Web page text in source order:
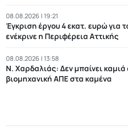
08.08.2026 | 19:21
Έγκριση έργου 4 εκατ. ευρώ για
ενέκρινε η Περιφέρεια Αττικής
08.08.2026 | 13:58
Ν. Χαρδαλιάς: Δεν μπαίνει καμιά
βιομηχανική ΑΠΕ στα καμένα